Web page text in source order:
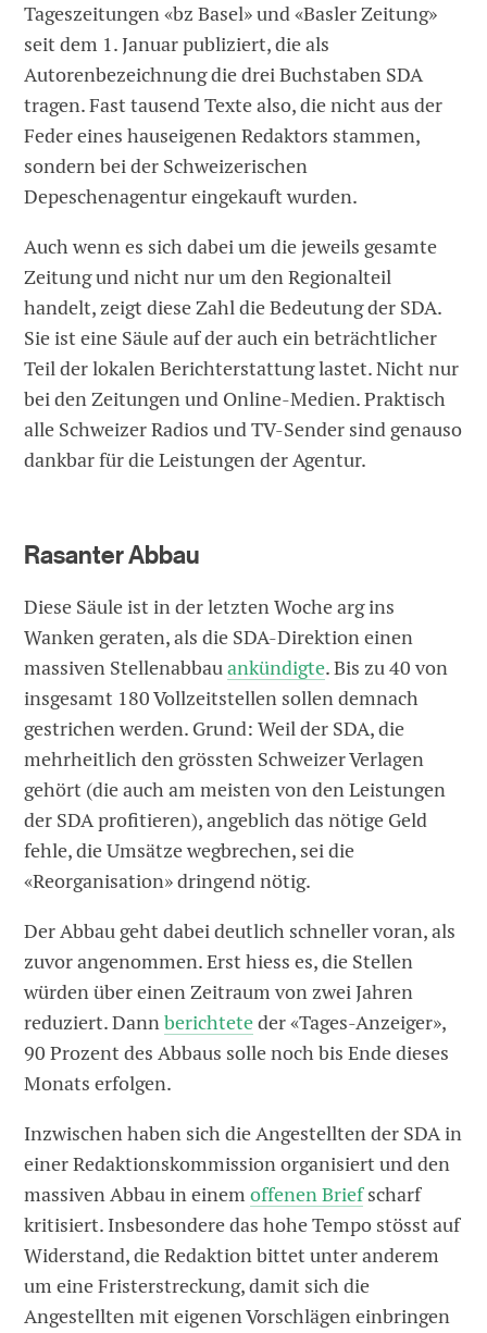
Tageszeitungen «bz Basel» und «Basler Zeitung»
seit dem 1. Januar publiziert, die als
Autorenbezeichnung die drei Buchstaben SDA
tragen. Fast tausend Texte also, die nicht aus der
Feder eines hauseigenen Redaktors stammen,
sondern bei der Schweizerischen
Depeschenagentur eingekauft wurden.
Auch wenn es sich dabei um die jeweils gesamte
Zeitung und nicht nur um den Regionalteil
handelt, zeigt diese Zahl die Bedeutung der SDA.
Sie ist eine Säule auf der auch ein beträchtlicher
Teil der lokalen Berichterstattung lastet. Nicht nur
bei den Zeitungen und Online-Medien. Praktisch
alle Schweizer Radios und TV-Sender sind genauso
dankbar für die Leistungen der Agentur.
Rasanter Abbau
Diese Säule ist in der letzten Woche arg ins
Wanken geraten, als die SDA-Direktion einen
massiven Stellenabbauankündigte. Bis zu 40 von
insgesamt 180 Vollzeitstellen sollen demnach
gestrichen werden. Grund: Weil der SDA, die
mehrheitlich den grössten Schweizer Verlagen
gehört (die auch am meisten von den Leistungen
der SDA profitieren), angeblich das nötige Geld
fehle, die Umsätze wegbrechen, sei die
«Reorganisation» dringend nötig.
Der Abbau geht dabei deutlich schneller voran, als
zuvor angenommen. Erst hiess es, die Stellen
würden über einen Zeitraum von zwei Jahren
reduziert. Dannberichteteder «Tages-Anzeiger»,
90 Prozent des Abbaus solle noch bis Ende dieses
Monats erfolgen.
Inzwischen haben sich die Angestellten der SDA in
einer Redaktionskommission organisiert und den
massiven Abbau in einemoffenen Briefscharf
kritisiert. Insbesondere das hohe Tempo stösst auf
Widerstand, die Redaktion bittet unter anderem
um eine Fristerstreckung, damit sich die
Angestellten mit eigenen Vorschlägen einbringen